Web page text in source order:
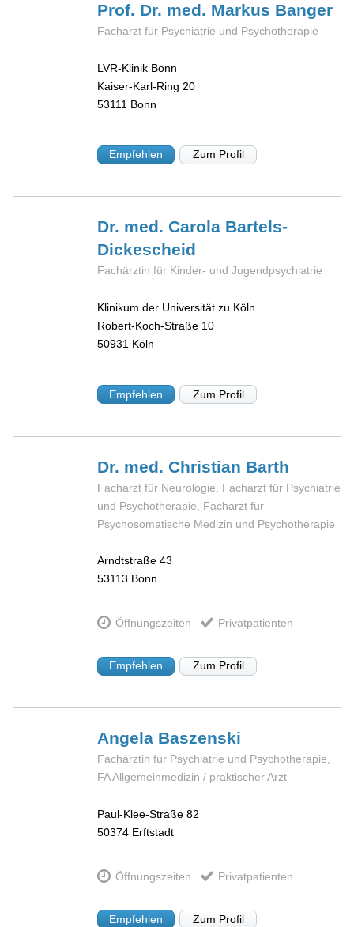
Prof. Dr. med. Markus Banger
Facharzt für Psychiatrie und Psychotherapie
LVR-Klinik Bonn
Kaiser-Karl-Ring 20
53111 Bonn
Empfehlen Zum Profil
Dr. med. Carola Bartels-
Dickescheid
Fachärztin für Kinder- und Jugendpsychiatrie
Klinikum der Universität zu Köln
Robert-Koch-Straße 10
50931 Köln
Empfehlen Zum Profil
Dr. med. Christian Barth
Facharzt für Neurologie, Facharzt für Psychiatrie
und Psychotherapie, Facharzt für
Psychosomatische Medizin und Psychotherapie
Arndtstraße 43
53113 Bonn
Öffnungszeiten Privatpatienten
Empfehlen Zum Profil
Angela Baszenski
Fachärztin für Psychiatrie und Psychotherapie,
FA Allgemeinmedizin / praktischer Arzt
Paul-Klee-Straße 82
50374 Erftstadt
Öffnungszeiten Privatpatienten
Empfehlen Zum Profil